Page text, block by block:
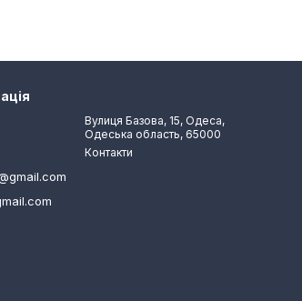
Вулиця Базова, 15, Одеса,
Одеська область, 65000
Контакти